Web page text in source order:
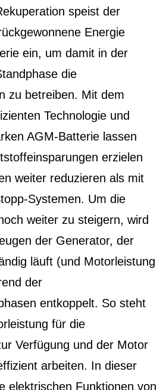
speist der
Energie
ein, um damit in der
die
zu betreiben. Mit dem
Technologie und
AGM-Batterie lassen
erzielen
weiter reduzieren als mit
Systemen. Um die
weiter zu steigern, wird
der Generator, der
läuft (und Motorleistung
der
entkoppelt. So steht
für die
Verfügung und der Motor
arbeiten. In dieser
elektrischen Funktionen von